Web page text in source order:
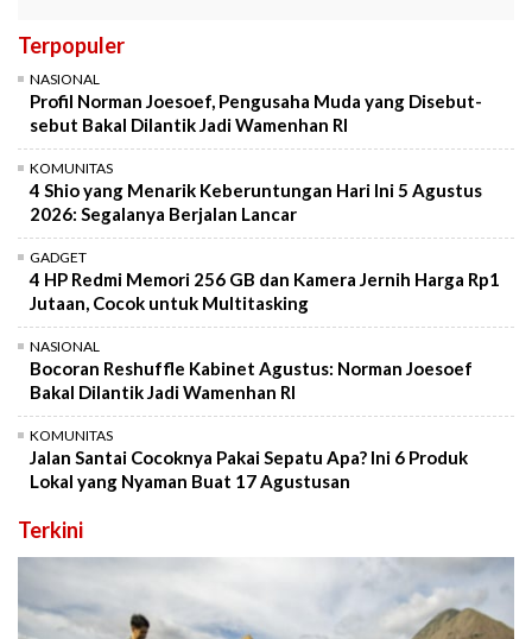
Terpopuler
NASIONAL
Profil Norman Joesoef, Pengusaha Muda yang Disebut-
sebut Bakal Dilantik Jadi Wamenhan RI
KOMUNITAS
4 Shio yang Menarik Keberuntungan Hari Ini 5 Agustus
2026: Segalanya Berjalan Lancar
GADGET
4 HP Redmi Memori 256 GB dan Kamera Jernih Harga Rp1
Jutaan, Cocok untuk Multitasking
NASIONAL
Bocoran Reshuffle Kabinet Agustus: Norman Joesoef
Bakal Dilantik Jadi Wamenhan RI
KOMUNITAS
Jalan Santai Cocoknya Pakai Sepatu Apa? Ini 6 Produk
Lokal yang Nyaman Buat 17 Agustusan
Terkini